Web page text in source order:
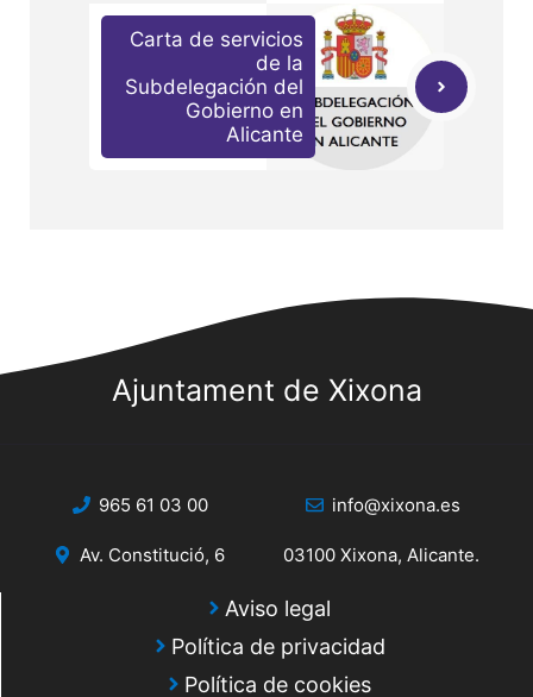
Carta de servicios
de la
Subdelegación del
Gobierno en
Alicante
Ajuntament de Xixona
965 61 03 00 info@xixona.es
Av. Constitució, 6 03100 Xixona, Alicante.
Aviso legal
Política de privacidad
Política de cookies